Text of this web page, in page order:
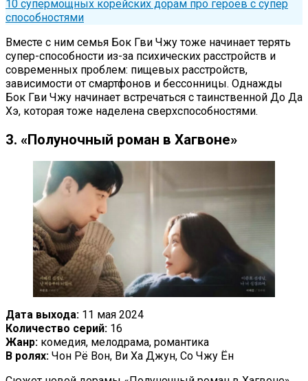
10 супермощных корейских дорам про героев с супер
способностями
Вместе с ним семья Бок Гви Чжу тоже начинает терять
супер-способности из-за психических расстройств и
современных проблем: пищевых расстройств,
зависимости от смартфонов и бессонницы. Однажды
Бок Гви Чжу начинает встречаться с таинственной До Да
Хэ, которая тоже наделена сверхспособностями.
3. «Полуночный роман в Хагвоне»
Дата выхода: 11 мая 2024
Количество серий: 16
Жанр: комедия, мелодрама, романтика
В ролях: Чон Рё Вон, Ви Ха Джун, Со Чжу Ён